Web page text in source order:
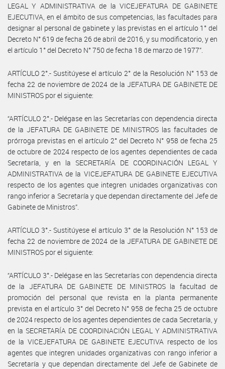
LEGAL Y ADMINISTRATIVA de la VICEJEFATURA DE GABINETE
EJECUTIVA, en el ámbito de sus competencias, las facultades para
designar al personal de gabinete y las previstas en el artículo 1° del
Decreto N° 619 de fecha 26 de abril de 2016, y su modificatorio, y en
el artículo 1° del Decreto N° 750 de fecha 18 de marzo de 1977”.
ARTÍCULO 2°.- Sustitúyese el artículo 2° de la Resolución N° 153 de
fecha 22 de noviembre de 2024 de la JEFATURA DE GABINETE DE
MINISTROS por el siguiente:
“ARTÍCULO 2°.- Delégase en las Secretarías con dependencia directa
de la JEFATURA DE GABINETE DE MINISTROS las facultades de
prórroga previstas en el artículo 2° del Decreto N° 958 de fecha 25
de octubre de 2024 respecto de los agentes dependientes de cada
Secretaría, y en la SECRETARÍA DE COORDINACIÓN LEGAL Y
ADMINISTRATIVA de la VICEJEFATURA DE GABINETE EJECUTIVA
respecto de los agentes que integren unidades organizativas con
rango inferior a Secretaría y que dependan directamente del Jefe de
Gabinete de Ministros”.
ARTÍCULO 3°.- Sustitúyese el artículo 3° de la Resolución N° 153 de
fecha 22 de noviembre de 2024 de la JEFATURA DE GABINETE DE
MINISTROS por el siguiente:
“ARTÍCULO 3°.- Delégase en las Secretarías con dependencia directa
de la JEFATURA DE GABINETE DE MINISTROS la facultad de
promoción del personal que revista en la planta permanente
prevista en el artículo 3° del Decreto N° 958 de fecha 25 de octubre
de 2024 respecto de los agentes dependientes de cada Secretaría, y
en la SECRETARÍA DE COORDINACIÓN LEGAL Y ADMINISTRATIVA
de la VICEJEFATURA DE GABINETE EJECUTIVA respecto de los
agentes que integren unidades organizativas con rango inferior a
Secretaría y que dependan directamente del Jefe de Gabinete de